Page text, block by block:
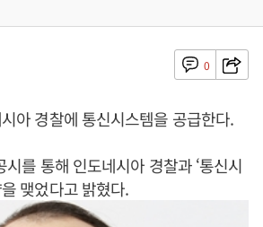
0
아 경찰에 통신시스템을 공급한다.
를 통해 인도네시아 경찰과 ‘통신시
맺었다고 밝혔다.